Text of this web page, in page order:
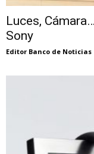
Luces,
Sony
Editor Banco de Noticias